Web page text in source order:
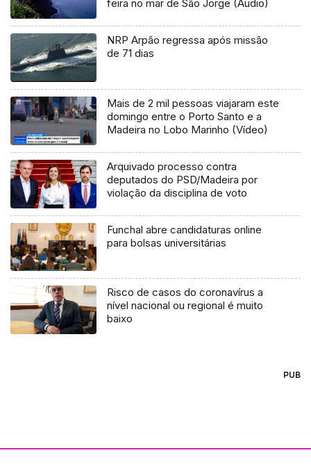
feira no mar de São Jorge (Áudio)
NRP Arpão regressa após missão
de 71 dias
Mais de 2 mil pessoas viajaram este
domingo entre o Porto Santo e a
Madeira no Lobo Marinho (Vídeo)
Arquivado processo contra
deputados do PSD/Madeira por
violação da disciplina de voto
Funchal abre candidaturas online
para bolsas universitárias
Risco de casos do coronavírus a
nível nacional ou regional é muito
baixo
PUB